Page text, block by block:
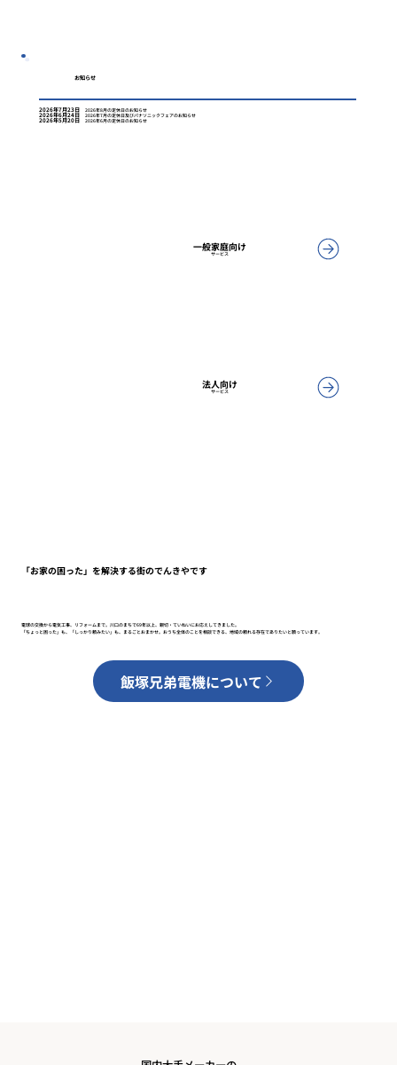
お知らせ
2026年7月23日 2026年8月の定休日のお知らせ
2026年6月24日 2026年7月の定休日及びパナソニックフェアのお知らせ
2026年5月20日 2026年6月の定休日のお知らせ
一般家庭向け
サービス
法人向け
サービス
「お家の困った」を解決する街のでんきやです
電球の交換から電気工事、リフォームまで。川口のまちで69年以上、親切・ていねいにお応えしてきました。
「ちょっと困った」も、「しっかり頼みたい」も、まるごとおまかせ。おうち全体のことを相談できる、地域の頼れる存在でありたいと願っています。